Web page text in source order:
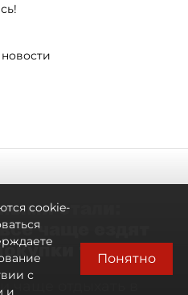
стали:
чаще ездят
туров
чаще отдыхать в
cookie-
с
и
Понятно